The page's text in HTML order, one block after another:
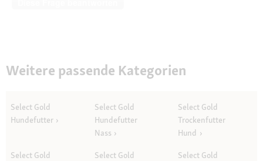
Weitere passende Kategorien
Select Gold
Hundefutter
Select Gold
Hundefutter
Nass
Select Gold
Trockenfutter
Hund
Select Gold
Select Gold
Select Gold